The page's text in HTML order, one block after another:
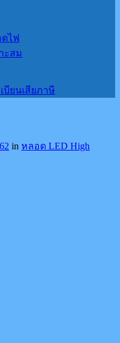
ไฟ
ะสม
บียนเสียภาษี
in หลอด LED High